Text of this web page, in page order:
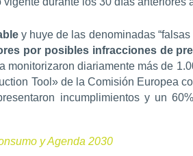
y huye de las denominadas
por posibles infracciones de
monitorizaron diariamente más de
Tool» de la Comisión Europea
incumplimientos y un
y Agenda 2030